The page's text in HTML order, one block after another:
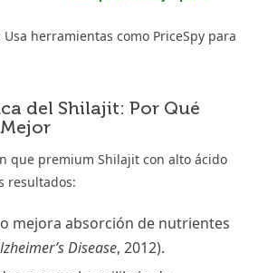
Usa herramientas como PriceSpy para
del Shilajit: Por Qué
que premium Shilajit con alto ácido
resultados:
mejora absorción de nutrientes
Disease, 2012).